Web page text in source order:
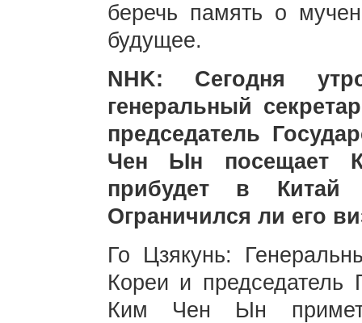
беречь память о
будущее.
NHK: Сегодня
генеральный
председатель
Чен Ын посещает
прибудет в Китай
Ограничился ли его
Го Цзякунь:
Кореи и председатель
Ким Чен Ын примет